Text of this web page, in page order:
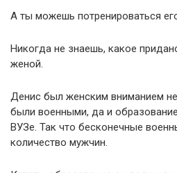
А ты можешь потренироваться
Никогда не знаешь, какое
женой.
Денис был женским вниманием
были военными, да и
ВУЗе. Так что бесконечные
количество мужчин.